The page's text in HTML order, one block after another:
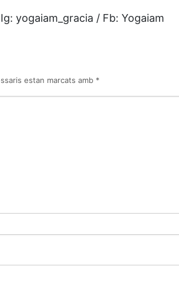
yogaiam_gracia / Fb: Yogaiam
estan marcats amb *